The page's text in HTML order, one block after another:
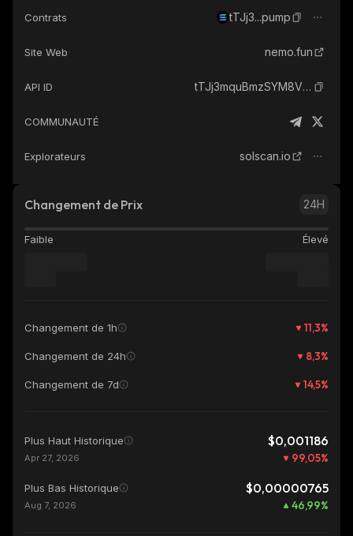
Contrats tTJj3...pump
Site Web nemo.fun
API ID tTJj3mquBmzSYM8VwCxmp1c2AhQCjidQ5DdCdL4pump_solana
COMMUNAUTÉ
Explorateurs solscan.io
Changement de Prix 24H
Faible Élevé
Changement de 1h 11,3%
Changement de 24h 8,3%
Changement de 7d 14,5%
Plus Haut Historique $0,001186
Apr 27, 2026 99,05%
Plus Bas Historique $0,00000765
Aug 7, 2026 46,99%